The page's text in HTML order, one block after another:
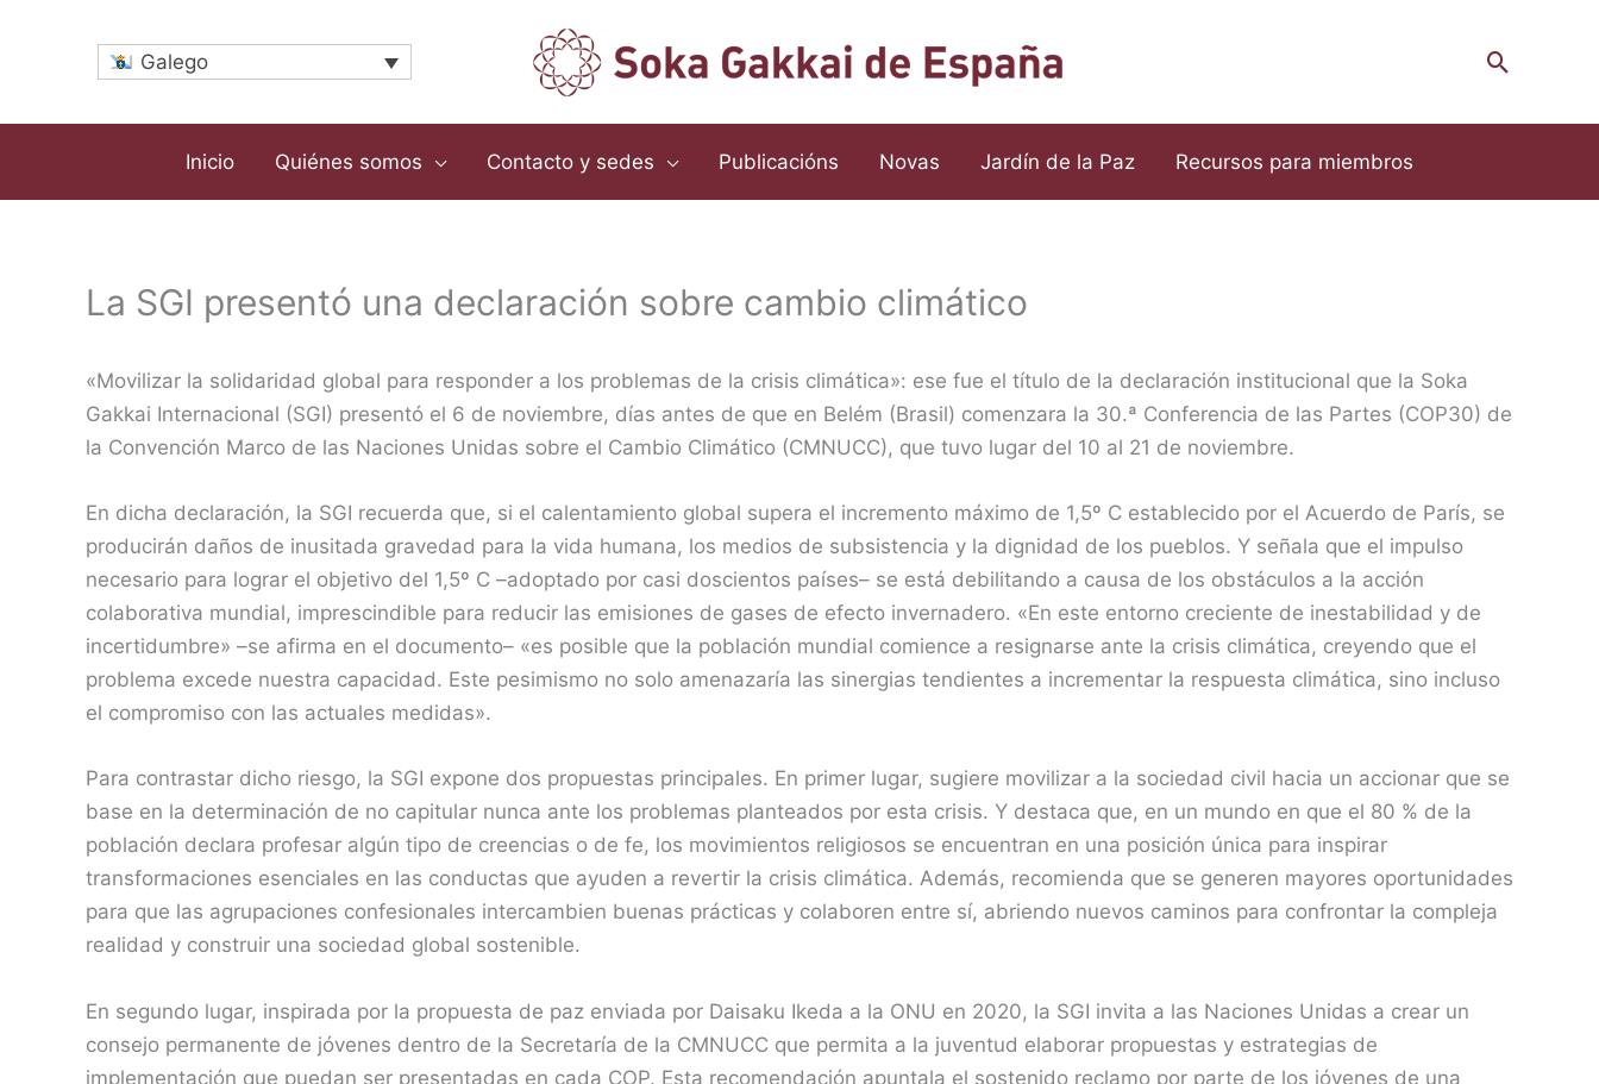
Galego Buscar
Inicio Quiénes somos Contacto y sedes Publicacións Novas Jardín de la Paz Recursos para miembros
La SGI presentó una declaración sobre cambio climático
«Movilizar la solidaridad global para responder a los problemas de la crisis climática»: ese fue el título de la declaración institucional que la Soka
Gakkai Internacional (SGI) presentó el 6 de noviembre, días antes de que en Belém (Brasil) comenzara la 30.ª Conferencia de las Partes (COP30) de
la Convención Marco de las Naciones Unidas sobre el Cambio Climático (CMNUCC), que tuvo lugar del 10 al 21 de noviembre.
En dicha declaración, la SGI recuerda que, si el calentamiento global supera el incremento máximo de 1,5º C establecido por el Acuerdo de París, se
producirán daños de inusitada gravedad para la vida humana, los medios de subsistencia y la dignidad de los pueblos. Y señala que el impulso
necesario para lograr el objetivo del 1,5º C –adoptado por casi doscientos países– se está debilitando a causa de los obstáculos a la acción
colaborativa mundial, imprescindible para reducir las emisiones de gases de efecto invernadero. «En este entorno creciente de inestabilidad y de
incertidumbre» –se afirma en el documento– «es posible que la población mundial comience a resignarse ante la crisis climática, creyendo que el
problema excede nuestra capacidad. Este pesimismo no solo amenazaría las sinergias tendientes a incrementar la respuesta climática, sino incluso
el compromiso con las actuales medidas».
Para contrastar dicho riesgo, la SGI expone dos propuestas principales. En primer lugar, sugiere movilizar a la sociedad civil hacia un accionar que se
base en la determinación de no capitular nunca ante los problemas planteados por esta crisis. Y destaca que, en un mundo en que el 80 % de la
población declara profesar algún tipo de creencias o de fe, los movimientos religiosos se encuentran en una posición única para inspirar
transformaciones esenciales en las conductas que ayuden a revertir la crisis climática. Además, recomienda que se generen mayores oportunidades
para que las agrupaciones confesionales intercambien buenas prácticas y colaboren entre sí, abriendo nuevos caminos para confrontar la compleja
realidad y construir una sociedad global sostenible.
En segundo lugar, inspirada por la propuesta de paz enviada por Daisaku Ikeda a la ONU en 2020, la SGI invita a las Naciones Unidas a crear un
consejo permanente de jóvenes dentro de la Secretaría de la CMNUCC que permita a la juventud elaborar propuestas y estrategias de
implementación que puedan ser presentadas en cada COP. Esta recomendación apuntala el sostenido reclamo por parte de los jóvenes de una